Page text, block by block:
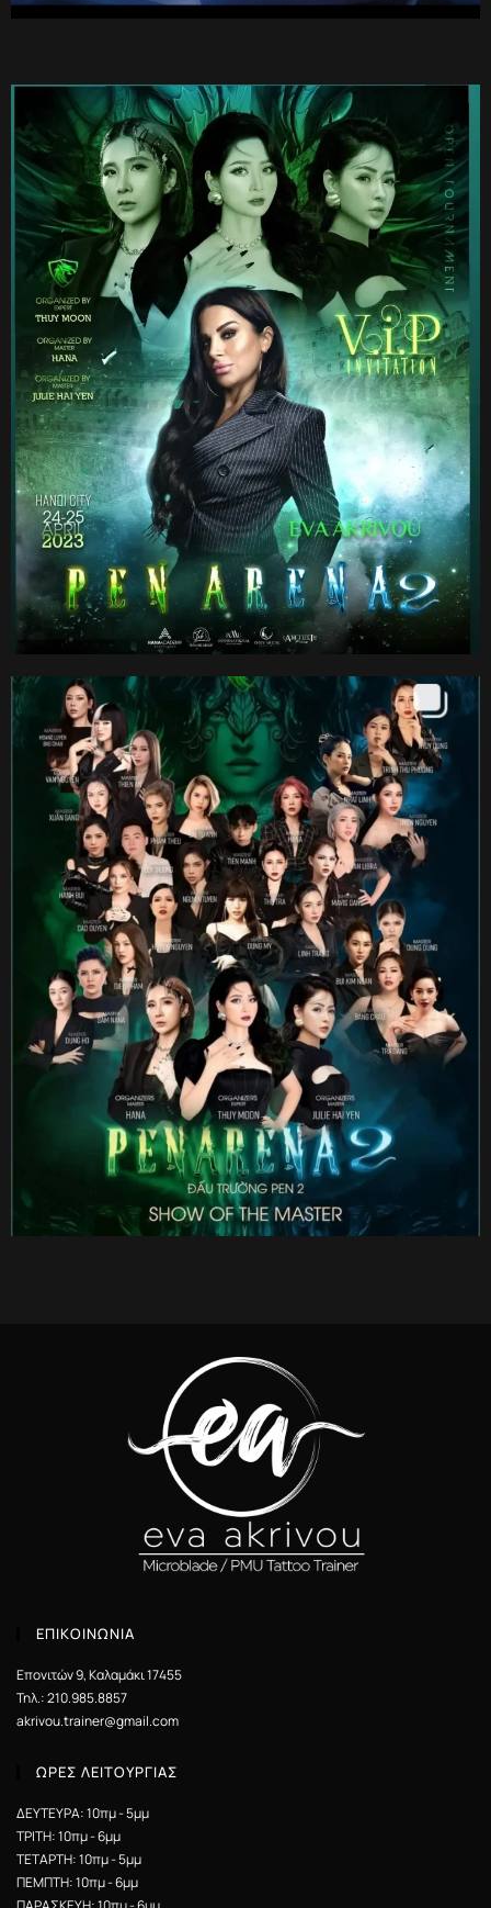
ΕΠΙΚΟΙΝΩΝΙΑ
Επονιτών 9, Καλαμάκι 17455
Τηλ.: 210.985.8857
akrivou.trainer@gmail.com
ΩΡΕΣ ΛΕΙΤΟΥΡΓΙΑΣ
ΔΕΥΤΕΥΡΑ: 10πμ - 5μμ
ΤΡΙΤΗ: 10πμ - 6μμ
ΤΕΤΑΡΤΗ: 10πμ - 5μμ
ΠΕΜΠΤΗ: 10πμ - 6μμ